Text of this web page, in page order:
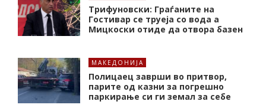
Трифуновски: Граѓаните на
Гостивар се труеја со вода а
Мицкоски отиде да отвора базен
МАКЕДОНИЈА
Полицаец заврши во притвор,
парите од казни за погрешно
паркирање си ги земал за себе